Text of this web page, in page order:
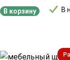
В
В корзину